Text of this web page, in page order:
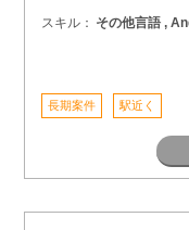
スキル： その他言語 ,
長期案件 駅近く